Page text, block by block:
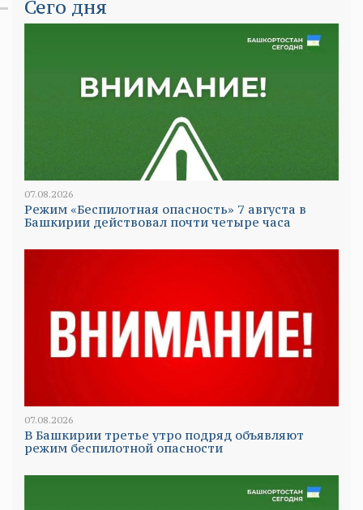
Сего дня
07.08.2026
Режим «Беспилотная опасность» 7 августа в
Башкирии действовал почти четыре часа
07.08.2026
В Башкирии третье утро подряд объявляют
режим беспилотной опасности